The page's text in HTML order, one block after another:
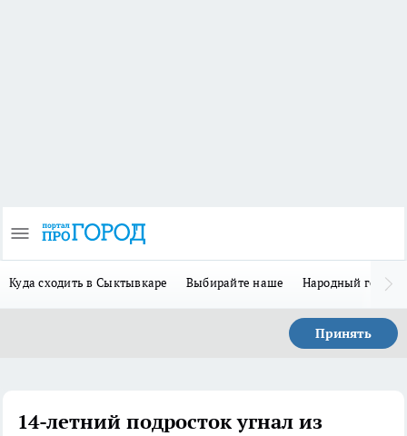
Куда сходить в Сыктывкаре Выбирайте наше Народный герой
Принять
14-летний подросток угнал из